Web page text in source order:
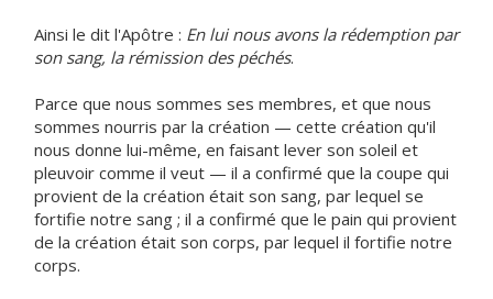
Ainsi le dit l'Apôtre : En lui nous avons la rédemption par
son sang, la rémission des péchés.
Parce que nous sommes ses membres, et que nous
sommes nourris par la création — cette création qu'il
nous donne lui-même, en faisant lever son soleil et
pleuvoir comme il veut — il a confirmé que la coupe qui
provient de la création était son sang, par lequel se
fortifie notre sang ; il a confirmé que le pain qui provient
de la création était son corps, par lequel il fortifie notre
corps.